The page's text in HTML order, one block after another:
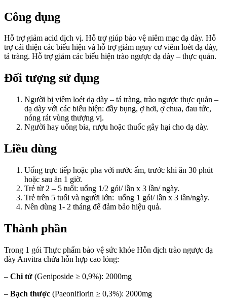
Công dụng
Hỗ trợ giảm acid dịch vị. Hỗ trợ giúp bảo vệ niêm mạc dạ dày. Hỗ
trợ cải thiện các biểu hiện và hỗ trợ giảm nguy cơ viêm loét dạ dày,
tá tràng. Hỗ trợ giảm các biểu hiện trào ngược dạ dày – thực quản.
Đối tượng sử dụng
Người bị viêm loét dạ dày – tá tràng, trào ngược thực quản –
dạ dày với các biểu hiện: đầy bụng, ợ hơi, ợ chua, đau tức,
nóng rát vùng thượng vị.
Người hay uống bia, rượu hoặc thuốc gây hại cho dạ dày.
Liều dùng
Uống trực tiếp hoặc pha với nước ấm, trước khi ăn 30 phút
hoặc sau ăn 1 giờ.
Trẻ từ 2 – 5 tuổi: uống 1/2 gói/ lần x 3 lần/ ngày.
Trẻ trên 5 tuổi và người lớn: uống 1 gói/ lần x 3 lần/ngày.
Nên dùng 1- 2 tháng để đảm bảo hiệu quả.
Thành phần
Trong 1 gói Thực phẩm bảo vệ sức khỏe Hỗn dịch trào ngược dạ
dày Anvitra chứa hỗn hợp cao lỏng:
– Chi tử (Geniposide ≥ 0,9%): 2000mg
– Bạch thược (Paeoniflorin ≥ 0,3%): 2000mg